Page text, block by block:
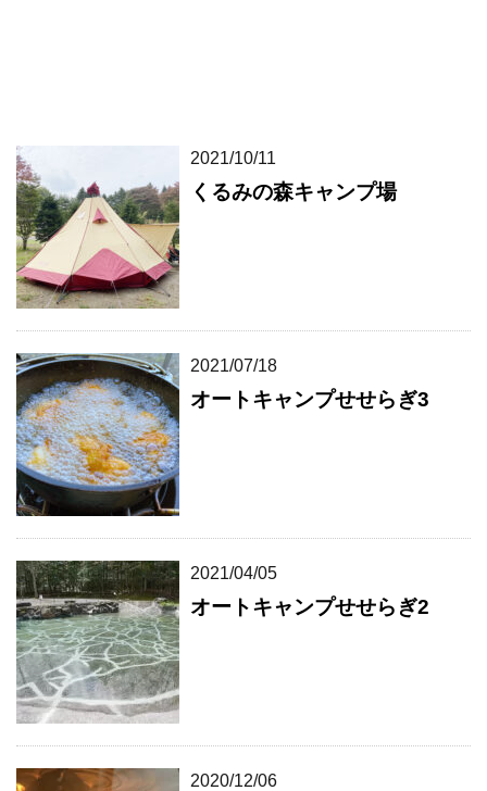
2021/10/11
くるみの森キャンプ場
2021/07/18
オートキャンプせせらぎ3
2021/04/05
オートキャンプせせらぎ2
2020/12/06